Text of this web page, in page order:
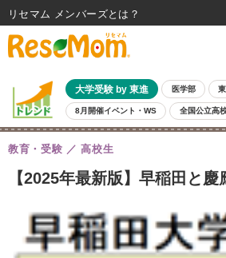
大学受験 by 東進 医学部
8月開催イベント・WS 全国公立高
【2025年最新版】早稲田と
教育・受験 高校生
リセマム メンバーズ